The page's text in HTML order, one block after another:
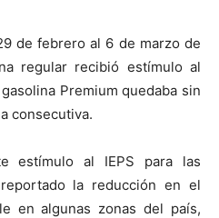
de febrero al 6 de marzo de
regular recibió estímulo al
Premium quedaba sin
consecutiva.
estímulo al IEPS para las
la reducción en el
en algunas zonas del país,